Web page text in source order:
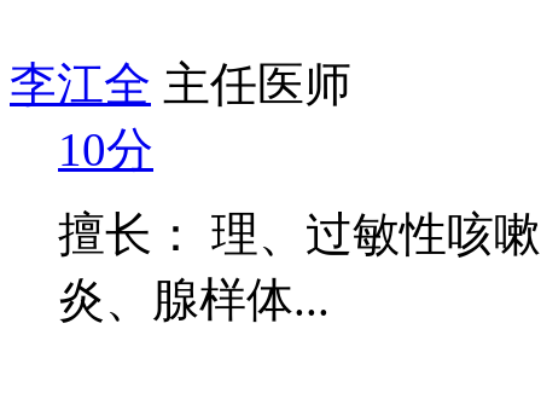
李江全 主任医师
10分
擅长： 理、过敏性咳
炎、腺样体...